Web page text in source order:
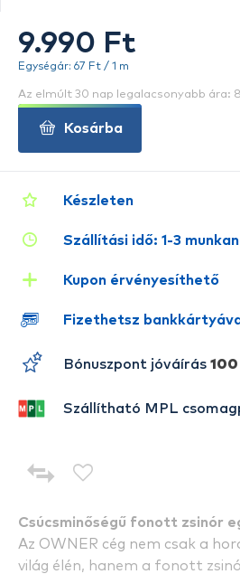
Csúcsminőségű fonott zsinór
Az OWNER cég nem csak a
világ élén, hanem a fonott
Készleten
Szállítási idő: 1-3
Kupon érvényesíthető
Fizethetsz
Bónuszpont jóváírás
Szállítható MPL
9.990 Ft
Egységár: 67 Ft / 1 m
Az elmúlt 30 nap legalacsonyabb ára:
Kosárba